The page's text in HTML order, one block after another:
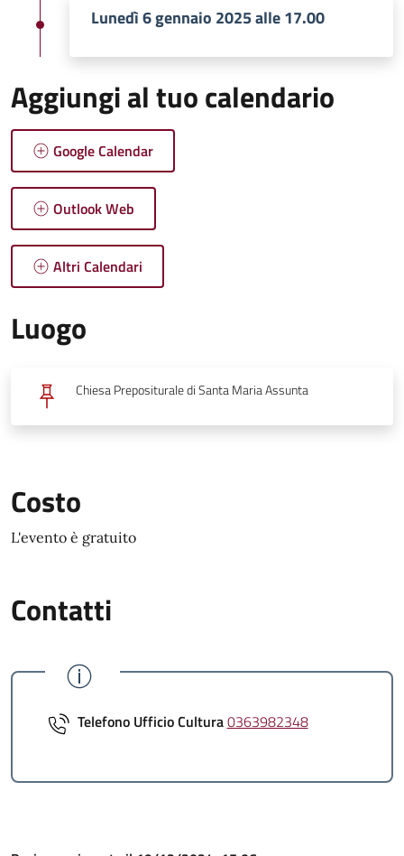
Lunedì 6 gennaio 2025 alle 17.00
Aggiungi al tuo calendario
Google Calendar
Outlook Web
Altri Calendari
Luogo
Chiesa Prepositurale di Santa Maria Assunta
Costo
L'evento è gratuito
Contatti
Telefono Ufficio Cultura0363982348